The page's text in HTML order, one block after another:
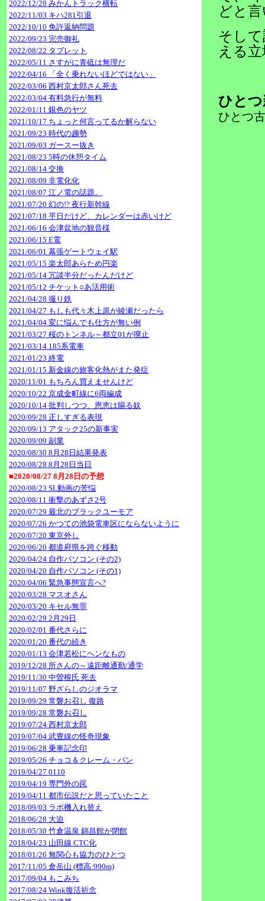
2022/12/28 みかんトラック横転
2022/11/03 キハ281引退
2022/10/10 免許返納問題
2022/09/23 完売御礼
2022/08/22 タブレット
2022/05/11 さすがに青砥は無理だ
2022/04/16 「全く乗れないほどではない」
2022/03/06 西村京太郎さん死去
2022/03/04 有料急行が無料
2022/01/11 銀色のヤツ
2021/10/17 ちょっと何言ってるか解らない
2021/09/23 時代の趨勢
2021/09/03 ガースー抜き
2021/08/23 5時の休憩タイム
2021/08/14 交換
2021/08/09 非電化化
2021/08/07 江ノ電の話題。
2021/07/20 幻の!? 夜行新幹線
2021/07/18 平日だけど、カレンダーは赤いけど
2021/06/16 会津盆地の観音様
2021/06/15 E電
2021/06/01 幕張ゲートウェイ駅
2021/05/15 楽太郎あらため円楽
2021/05/14 冗談半分だったんだけど
2021/05/12 チケット○あ活用術
2021/04/28 撮り鉄
2021/04/27 もしも代々木上原が綾瀬だったら
2021/04/04 変に悩んでも仕方が無い例
2021/03/27 桜のトンネル～都立01が廃止
2021/03/14 185系電車
2021/01/23 終電
2021/01/15 新金線の旅客化熱がまた発症
2020/11/01 もちろん買えませんけど
2020/10/22 京成金町線に6両編成
2020/10/14 批判しつつ、恩恵は賜る奴
2020/09/28 正しすぎる表現
2020/09/13 アタック25の新事実
2020/09/09 副業
2020/08/30 8月28日結果発表
2020/08/28 8月28日当日
■2020/08/27 8月28日の予想
2020/08/23 SL動画の苦悩
2020/08/11 衝撃のあずさ2号
2020/07/29 最北のブラックユーモア
2020/07/26 かつての池袋電車区にならないように
2020/07/20 東京外し
2020/06/20 都道府県を跨ぐ移動
2020/04/24 自作パソコン (その2)
2020/04/20 自作パソコン (その1)
2020/04/06 緊急事態宣言へ?
2020/03/28 マスオさん
2020/03/20 キセル無罪
2020/02/29 2月29日
2020/02/01 番代さらに
2020/01/20 番代の続き
2020/01/13 会津若松にヘンなもの
2019/12/28 所さんの～遠距離通勤/通学
2019/11/30 中曽根氏 死去
2019/11/07 野ざらしのジオラマ
2019/09/29 常磐お召し 復路
2019/09/28 常磐お召し
2019/07/24 西村京太郎
2019/07/04 武豊線の怪奇現象
2019/06/28 乗車記念印
2019/05/26 チョコ＆クレーム・パン
2019/04/27 0110
2019/04/19 専門外の罠
2019/04/11 都市伝説だと思っていたこと
2018/09/03 ラボ機入れ替え
2018/06/28 大迫
2018/05/30 竹倉温泉 錦昌館が閉館
2018/04/23 山田線 CTC化
2018/01/26 無関心も協力のひとつ
2017/11/05 倉岳山 (標高:990m)
2017/09/04 もこみち
2017/08/24 Wink復活祈念
どと
そし
える
ひと
ひとつ